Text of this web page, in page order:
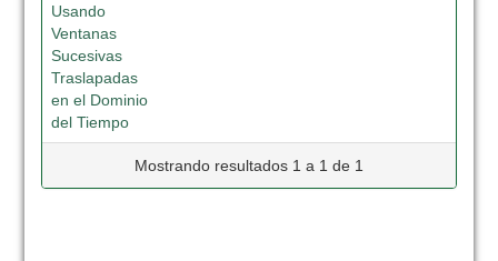
Usando
Ventanas
Sucesivas
Traslapadas
en el Dominio
del Tiempo
Mostrando resultados 1 a 1 de 1